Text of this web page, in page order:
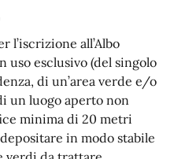
l’iscrizione all’Albo
uso esclusivo (del singolo
di un’area verde e/o
un luogo aperto non
minima di 20 metri
in modo stabile